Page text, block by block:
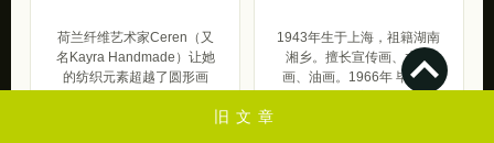
旧文章
荷兰纤维艺术家Ceren（又
名Kayra Handmade）让她
的纺织元素超越了圆形画
1943年生于上海，祖籍湖南
湘乡。擅长宣传画、水粉
画、油画。1966年 毕业于